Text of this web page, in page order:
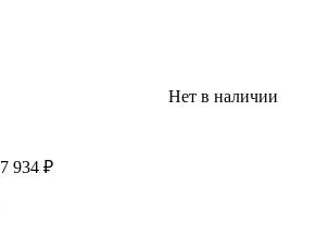
Нет в наличии
7 934 ₽